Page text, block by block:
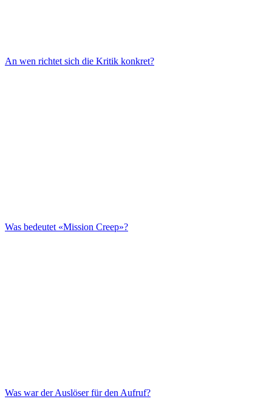
An wen richtet sich die Kritik konkret?
Was bedeutet «Mission Creep»?
Was war der Auslöser für den Aufruf?